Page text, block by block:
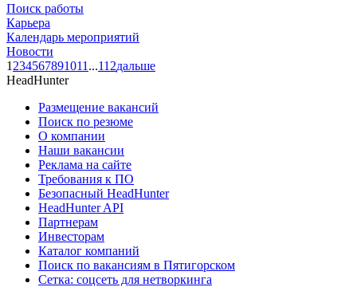
Поиск работы
Карьера
Календарь мероприятий
Новости
1 234567891011 ...112дальше
HeadHunter
Размещение вакансий
Поиск по резюме
О компании
Наши вакансии
Реклама на сайте
Требования к ПО
Безопасный HeadHunter
HeadHunter API
Партнерам
Инвесторам
Каталог компаний
Поиск по вакансиям в Пятигорском
Сетка: соцсеть для нетворкинга